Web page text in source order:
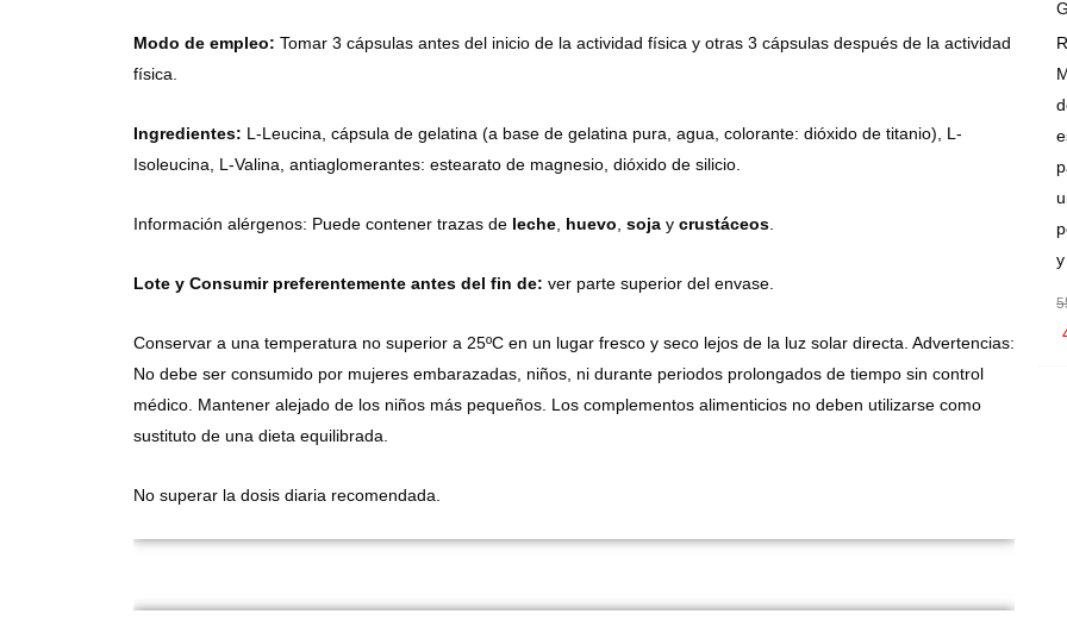
Modo de empleo: Tomar 3 cápsulas antes del inicio de la actividad física y otras 3 cápsulas después de la actividad
física.
Ingredientes: L-Leucina, cápsula de gelatina (a base de gelatina pura, agua, colorante: dióxido de titanio), L-
Isoleucina, L-Valina, antiaglomerantes: estearato de magnesio, dióxido de silicio.
Información alérgenos: Puede contener trazas de leche huevo soja y crustáceos
Lote y Consumir preferentemente antes del fin de: ver parte superior del envase.
Conservar a una temperatura no superior a 25ºC en un lugar fresco y seco lejos de la luz solar directa. Advertencias:
No debe ser consumido por mujeres embarazadas, niños, ni durante periodos prolongados de tiempo sin control
médico. Mantener alejado de los niños más pequeños. Los complementos alimenticios no deben utilizarse como
sustituto de una dieta equilibrada.
No superar la dosis diaria recomendada.
y